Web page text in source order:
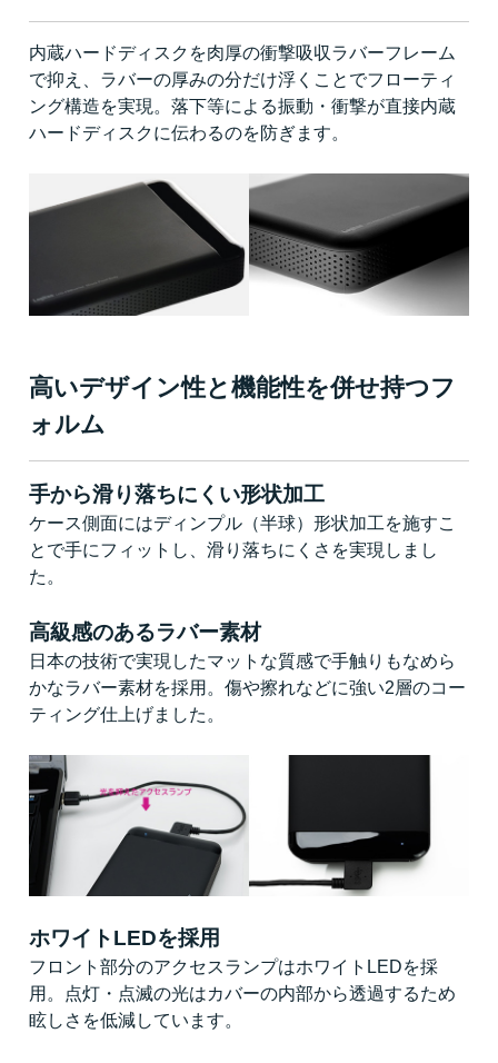
内蔵ハードディスクを肉厚の衝撃吸収ラバーフレーム
で抑え、ラバーの厚みの分だけ浮くことでフローティ
ング構造を実現。落下等による振動・衝撃が直接内蔵
ハードディスクに伝わるのを防ぎます。
高いデザイン性と機能性を併せ持つフ
ォルム
手から滑り落ちにくい形状加工
ケース側面にはディンプル（半球）形状加工を施すこ
とで手にフィットし、滑り落ちにくさを実現しまし
た。
高級感のあるラバー素材
日本の技術で実現したマットな質感で手触りもなめら
かなラバー素材を採用。傷や擦れなどに強い2層のコー
ティング仕上げました。
ホワイトLEDを採用
フロント部分のアクセスランプはホワイトLEDを採
用。点灯・点滅の光はカバーの内部から透過するため
眩しさを低減しています。